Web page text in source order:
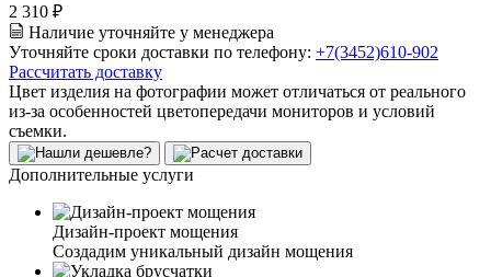
2 310 ₽
Наличие уточняйте у менеджера
Уточняйте сроки доставки по телефону: +7(3452)610-902
Рассчитать доставку
Цвет изделия на фотографии может отличаться от реального
из-за особенностей цветопередачи мониторов и условий
съемки.
Дополнительные услуги
Дизайн-проект мощения
Создадим уникальный дизайн мощения